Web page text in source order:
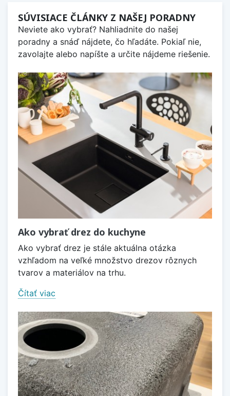
SÚVISIACE ČLÁNKY Z NAŠEJ PORADNY
Neviete ako vybrať? Nahliadnite do našej
poradny a snáď nájdete, čo hľadáte. Pokiaľ nie,
zavolajte alebo napíšte a určite nájdeme riešenie.
Ako vybrať drez do kuchyne
Ako vybrať drez je stále aktuálna otázka
vzhľadom na veľké množstvo drezov rôznych
tvarov a materiálov na trhu.
Čítať viac